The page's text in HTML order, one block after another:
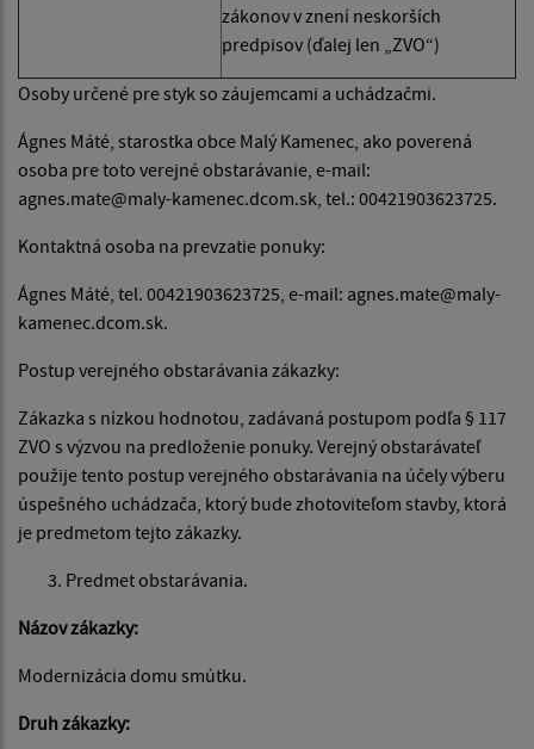
zákonov v znení neskorších
predpisov (ďalej len „ZVO“)
Osoby určené pre styk so záujemcami a uchádzačmi.
Ágnes Máté, starostka obce Malý Kamenec, ako poverená
osoba pre toto verejné obstarávanie, e-mail:
agnes.mate@maly-kamenec.dcom.sk, tel.: 00421903623725.
Kontaktná osoba na prevzatie ponuky:
Ágnes Máté, tel. 00421903623725, e-mail: agnes.mate@maly-
kamenec.dcom.sk.
Postup verejného obstarávania zákazky:
Zákazka s nízkou hodnotou, zadávaná postupom podľa § 117
ZVO s výzvou na predloženie ponuky. Verejný obstarávateľ
použije tento postup verejného obstarávania na účely výberu
úspešného uchádzača, ktorý bude zhotoviteľom stavby, ktorá
je predmetom tejto zákazky.
Predmet obstarávania.
Názov zákazky:
Modernizácia domu smútku.
Druh zákazky: